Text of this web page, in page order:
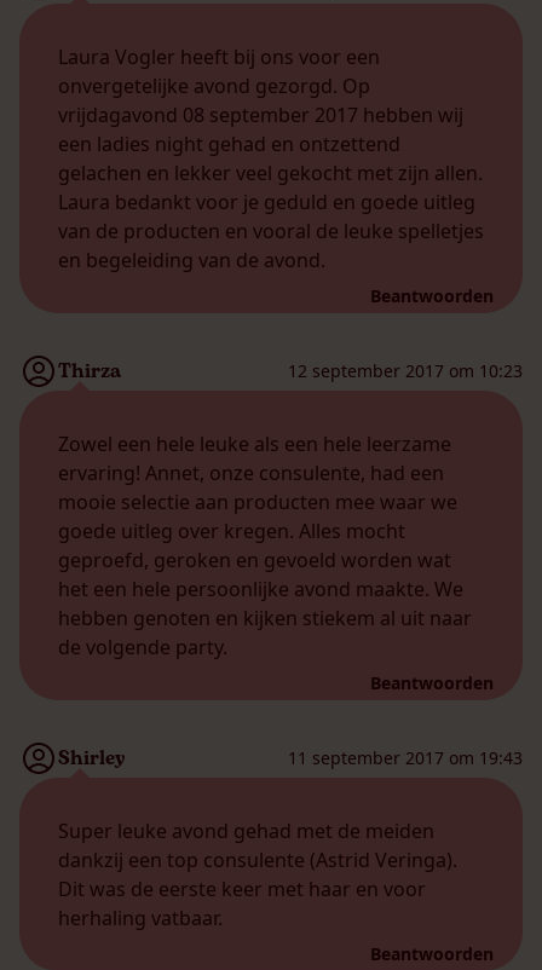
Laura Vogler heeft bij ons voor een
onvergetelijke avond gezorgd. Op
vrijdagavond 08 september 2017 hebben wij
een ladies night gehad en ontzettend
gelachen en lekker veel gekocht met zijn allen.
Laura bedankt voor je geduld en goede uitleg
van de producten en vooral de leuke spelletjes
en begeleiding van de avond.
Beantwoorden
Thirza 12 september 2017 om 10:23
Zowel een hele leuke als een hele leerzame
ervaring! Annet, onze consulente, had een
mooie selectie aan producten mee waar we
goede uitleg over kregen. Alles mocht
geproefd, geroken en gevoeld worden wat
het een hele persoonlijke avond maakte. We
hebben genoten en kijken stiekem al uit naar
de volgende party.
Beantwoorden
Shirley 11 september 2017 om 19:43
Super leuke avond gehad met de meiden
dankzij een top consulente (Astrid Veringa).
Dit was de eerste keer met haar en voor
herhaling vatbaar.
Beantwoorden